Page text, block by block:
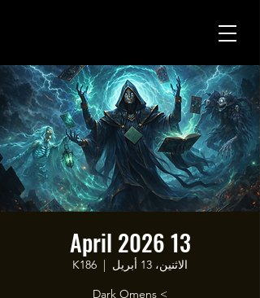
13 April 2026
الاثنين، 13 أبريل
  |
K186